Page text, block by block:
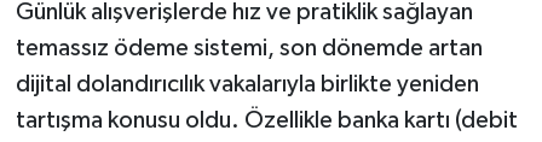
Günlük alışverişlerde hız ve pratiklik sağlayan
temassız ödeme sistemi, son dönemde artan
dijital dolandırıcılık vakalarıyla birlikte yeniden
tartışma konusu oldu. Özellikle banka kartı (debit